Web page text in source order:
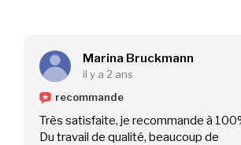
Marina Bruckmann
il y a 2 ans
recommande
Très satisfaite, je recommande à
Du travail de qualité, beaucoup de